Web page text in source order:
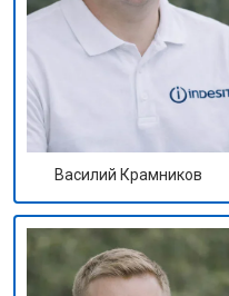
Василий Крамников